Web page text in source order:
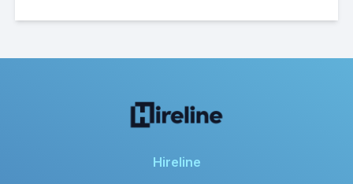
Hireline